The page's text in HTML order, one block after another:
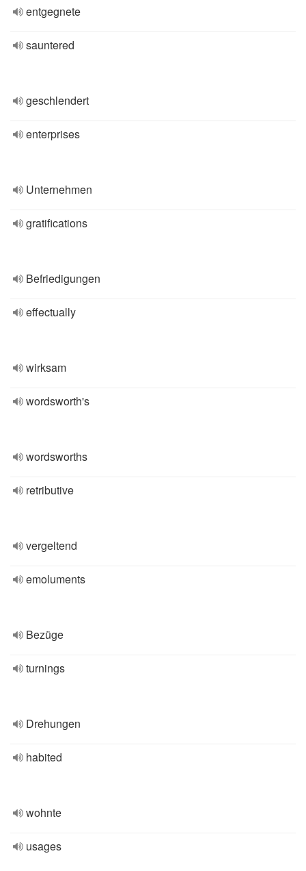
entgegnete
sauntered
geschlendert
enterprises
Unternehmen
gratifications
Befriedigungen
effectually
wirksam
wordsworth's
wordsworths
retributive
vergeltend
emoluments
Bezüge
turnings
Drehungen
habited
wohnte
usages